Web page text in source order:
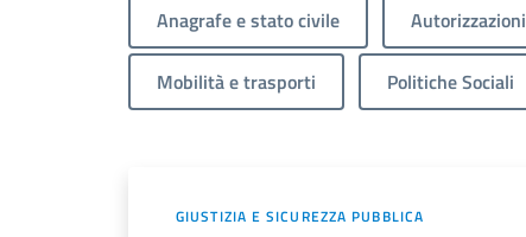
Anagrafe e stato civile Autorizzazioni
Mobilità e trasporti Politiche Sociali
GIUSTIZIA E SICUREZZA PUBBLICA